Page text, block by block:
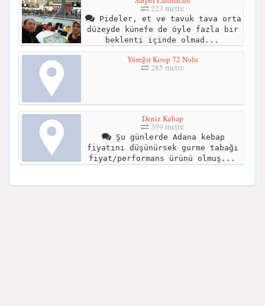
223 metre
Pideler, et ve tavuk tava orta
düzeyde künefe de öyle fazla bir
beklenti içinde olmad...
Yüreğir Koop 72 Nolu
285 metre
Deniz Kebap
359 metre
Şu günlerde Adana kebap
fiyatını düşünürsek gurme tabağı
fiyat/performans ürünü olmuş...